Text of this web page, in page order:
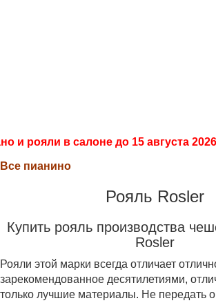
и рояли в салоне до 15 августа
Все пианино
Рояль Rosler
Купить рояль производства
Rosler
Рояли этой марки всегда отличает
зарекомендованное десятилетиями,
только лучшие материалы. Не передать